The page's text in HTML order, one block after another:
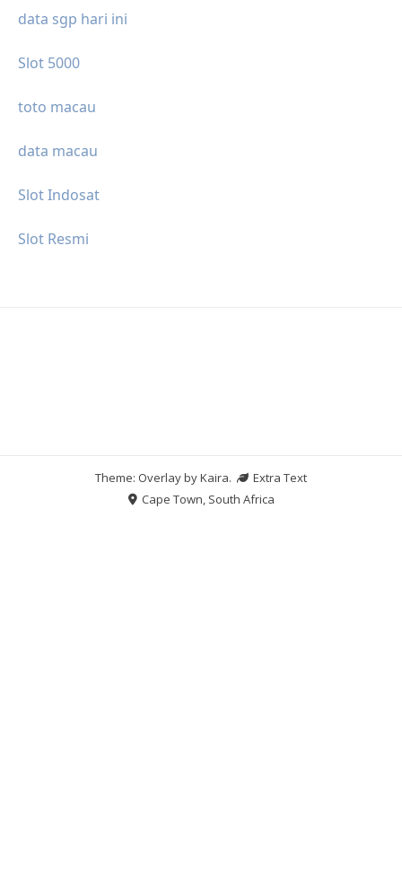
data sgp hari ini
Slot 5000
toto macau
data macau
Slot Indosat
Slot Resmi
Theme: Overlay byKaira.
Extra Text
Cape Town, South Africa